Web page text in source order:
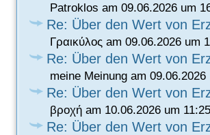
Patroklos am 09.06.2026 um
Re: Über den Wert von
Γραικύλος am 09.06.2026 um
Re: Über den Wert von
meine Meinung am
Re: Über den Wert von
βροχή am 10.06.2026 um
Re: Über den Wert von